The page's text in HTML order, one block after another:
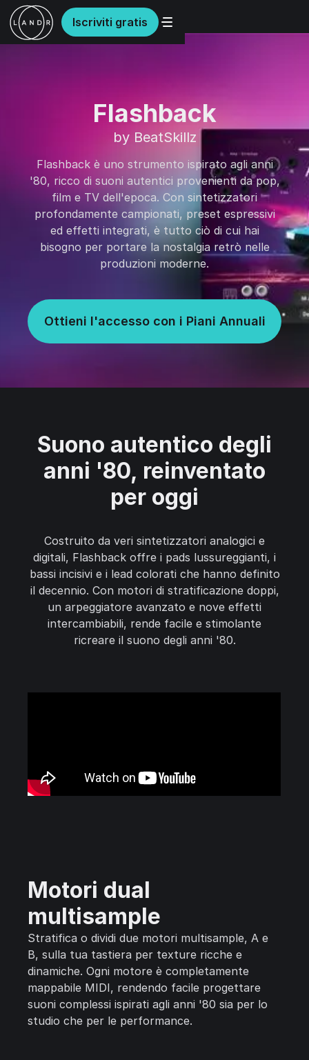
Iscriviti gratis
Flashback
by BeatSkillz
Flashback è uno strumento ispirato agli anni
'80, ricco di suoni autentici provenienti da pop,
film e TV dell'epoca. Con sintetizzatori
profondamente campionati, preset espressivi
ed effetti integrati, è tutto ciò di cui hai
bisogno per portare la nostalgia retrò nelle
produzioni moderne.
Ottieni l'accesso con i Piani Annuali
Suono autentico degli
anni '80, reinventato
per oggi
Costruito da veri sintetizzatori analogici e
digitali, Flashback offre i pads lussureggianti, i
bassi incisivi e i lead colorati che hanno definito
il decennio. Con motori di stratificazione doppi,
un arpeggiatore avanzato e nove effetti
intercambiabili, rende facile e stimolante
ricreare il suono degli anni '80.
Motori dual
multisample
Stratifica o dividi due motori multisample, A e
B, sulla tua tastiera per texture ricche e
dinamiche. Ogni motore è completamente
mappabile MIDI, rendendo facile progettare
suoni complessi ispirati agli anni '80 sia per lo
studio che per le performance.